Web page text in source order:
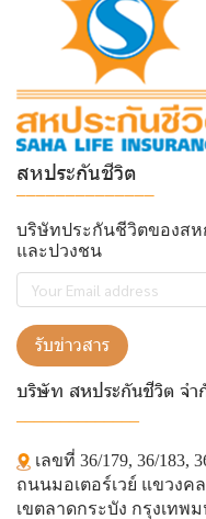
สหประกันชีวิต
บริษัทประกันชีวิตของส
และปวงชน
รับข่าวสาร
บริษัท สหประกันชีวิต จ
เลขที่ 36/179, 36/183,
ถนนมอเตอร์เวย์ แขวงค
เขตลาดกระบัง กรุงเทพ